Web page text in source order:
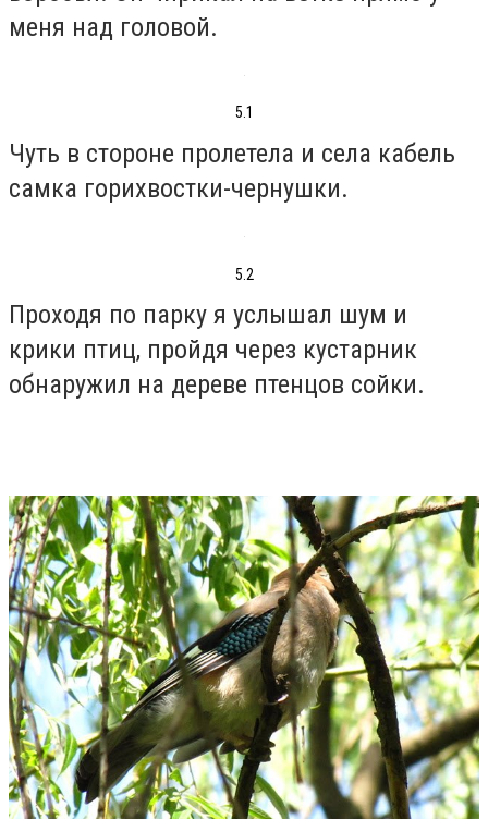
меня над головой.
5.1
Чуть в стороне пролетела и села кабель
самка горихвостки-чернушки.
5.2
Проходя по парку я услышал шум и
крики птиц, пройдя через кустарник
обнаружил на дереве птенцов сойки.